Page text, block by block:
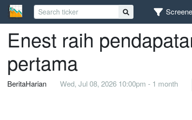
Enest raih
pertama
BeritaHarian Wed, Jul 08, 2026 10:00pm - 1 month